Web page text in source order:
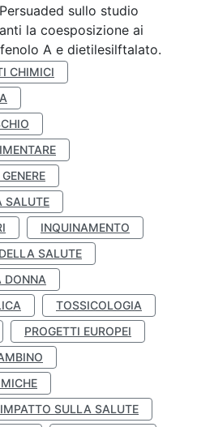
sullo studio
la coesposizione ai
A e dietilesilftalato.
CHIMICI
SALUTE
INQUINAMENTO
SALUTE
DONNA
TOSSICOLOGIA
PROGETTI EUROPEI
SULLA SALUTE